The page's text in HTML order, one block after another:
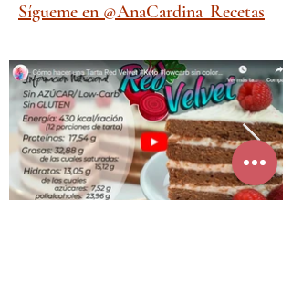
Sígueme en @AnaCardina_Recetas